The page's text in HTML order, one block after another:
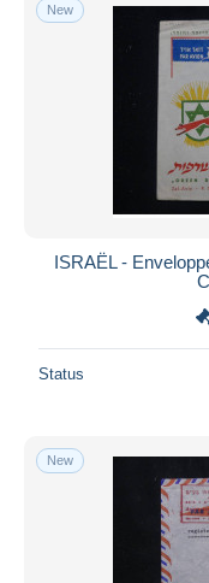
New
ISRAËL -
Status
New